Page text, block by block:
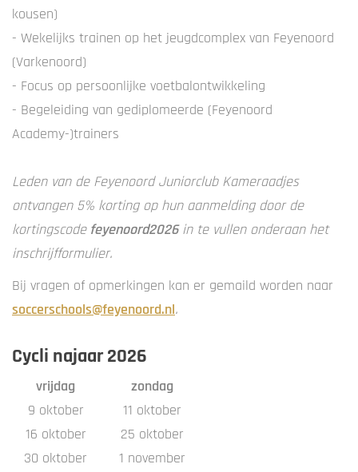
kousen)
- Wekelijks trainen op het jeugdcomplex van Feyenoord
(Varkenoord)
- Focus op persoonlijke voetbalontwikkeling
- Begeleiding van gediplomeerde (Feyenoord
Academy-)trainers
Leden van de Feyenoord Juniorclub Kameraadjes
ontvangen 5% korting op hun aanmelding door de
kortingscodefeyenoord2026in te vullen onderaan het
inschrijfformulier.
Bij vragen of opmerkingen kan er gemaild worden naar
soccerschools@feyenoord.nl.
Cycli najaar 2026
vrijdag
zondag
9 oktober
11 oktober
16 oktober
25 oktober
30 oktober
1 november